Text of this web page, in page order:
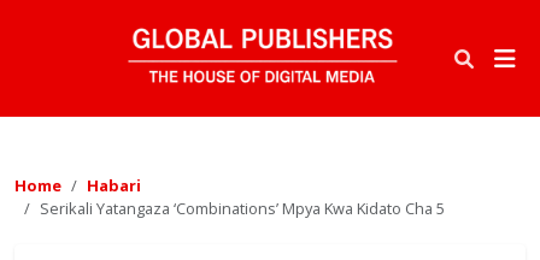
Home
Habari
Serikali Yatangaza ‘Combinations’ Mpya Kwa Kidato Cha 5